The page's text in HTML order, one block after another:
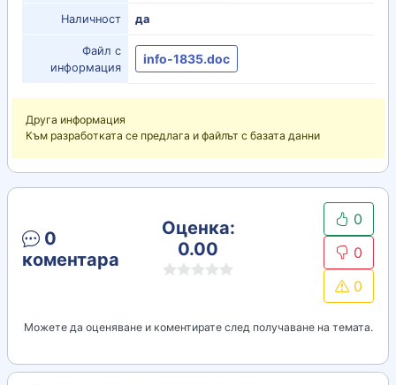
Наличност да
Файл с
информация
info-1835.doc
Друга информация
Към разработката се предлага и файлът с базата данни
0
коментара
Оценка:
0.00
0
0
0
Можете да оценяване и коментирате след получаване на темата.